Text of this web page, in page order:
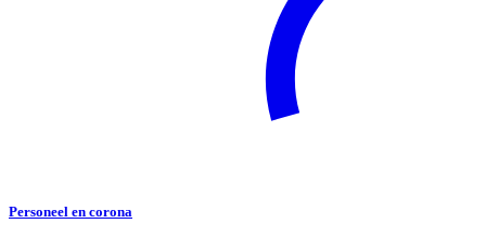
Personeel en corona